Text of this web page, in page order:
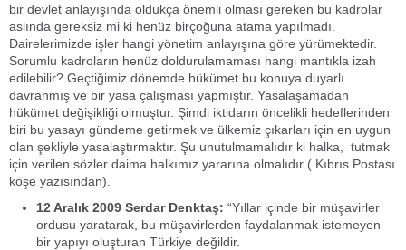
bir devlet anlayışında oldukça önemli olması gereken bu kadrolar
aslında gereksiz mi ki henüz birçoğuna atama yapılmadı.
Dairelerimizde işler hangi yönetim anlayışına göre yürümektedir.
Sorumlu kadroların henüz doldurulamaması hangi mantıkla izah
edilebilir? Geçtiğimiz dönemde hükümet bu konuya duyarlı
davranmış ve bir yasa çalışması yapmıştır. Yasalaşamadan
hükümet değişikliği olmuştur. Şimdi iktidarın öncelikli hedeflerinden
biri bu yasayı gündeme getirmek ve ülkemiz çıkarları için en uygun
olan şekliyle yasalaştırmaktır. Şu unutulmamalıdır ki halka, tutmak
için verilen sözler daima halkımız yararına olmalıdır ( Kıbrıs Postası
köşe yazısından).
12 Aralık 2009 Serdar Denktaş: “Yıllar içinde bir müşavirler
ordusu yaratarak, bu müşavirlerden faydalanmak istemeyen
bir yapıyı oluşturan Türkiye değildir.